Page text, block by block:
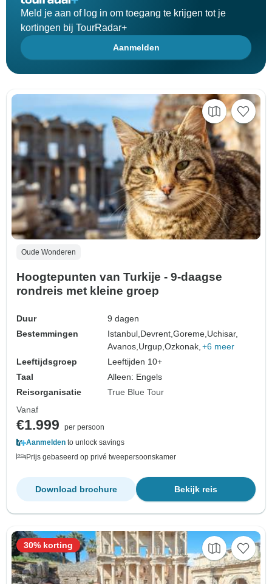
Meld je aan of log in om toegang te krijgen tot je
kortingen bij TourRadar+
Aanmelden
Oude Wonderen
Hoogtepunten van Turkije - 9-daagse
rondreis met kleine groep
Duur
9 dagen
Bestemmingen
Istanbul,Devrent,Goreme,Uchisar,
Avanos,Urgup,Ozkonak, +6 meer
Leeftijdsgroep
Leeftijden 10+
Taal
Alleen: Engels
Reisorganisatie
True Blue Tour
Vanaf
€1.999
per persoon
Aanmelden to unlock savings
Prijs gebaseerd op privé tweepersoonskamer
Bekijk reis
Download brochure
30% korting